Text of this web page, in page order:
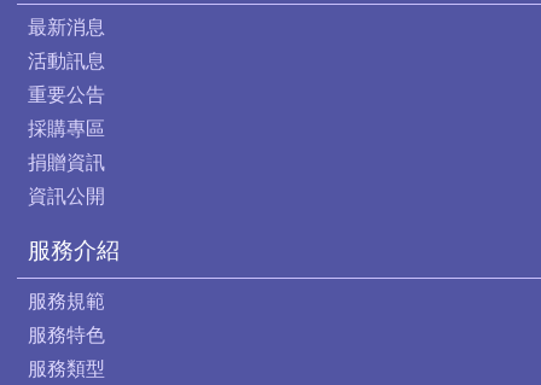
最新消息
活動訊息
重要公告
採購專區
捐贈資訊
資訊公開
服務介紹
服務規範
服務特色
服務類型